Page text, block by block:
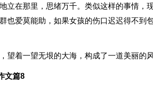
立在那里，思绪万千。类似这样的事情，
也爱莫能助，如果女孩的伤口迟迟得不到
望着一望无垠的大海，构成了一道美丽的
文篇8